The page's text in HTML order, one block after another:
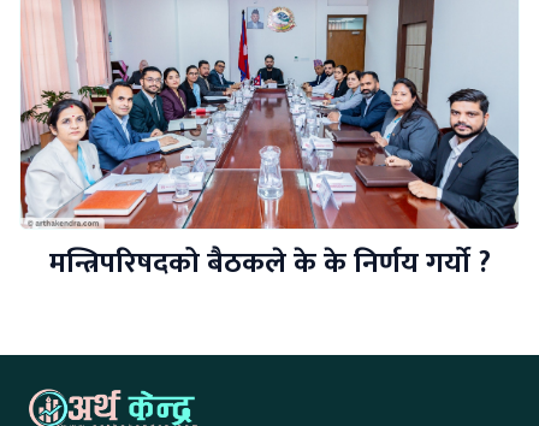
मन्त्रिपरिषदको बैठकले के के निर्णय गर्यो ?